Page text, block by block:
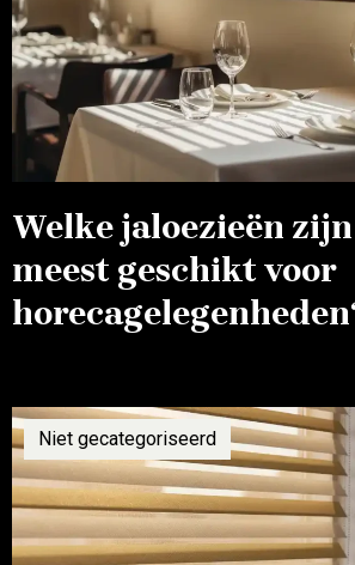
Welke jaloezieën
meest geschikt voor
Niet gecategoriseerd